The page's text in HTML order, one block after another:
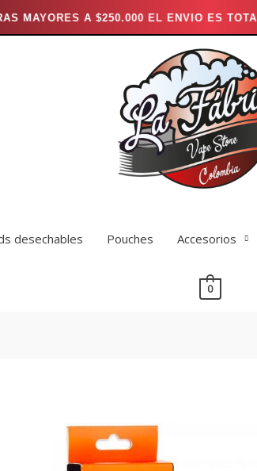
A $250.000 EL ENVIO ES TOTALMENTE
desechables Pouches Accesorios
0